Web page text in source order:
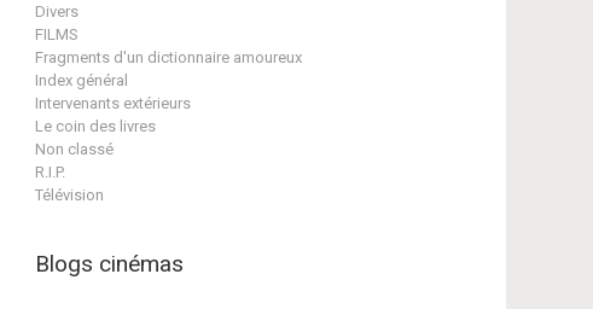
Divers
FILMS
Fragments d'un dictionnaire amoureux
Index général
Intervenants extérieurs
Le coin des livres
Non classé
R.I.P.
Télévision
Blogs cinémas